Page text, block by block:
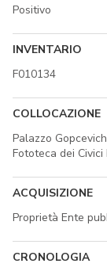
Positivo
INVENTARIO
F010134
COLLOCAZIONE
Palazzo
Fototeca dei
ACQUISIZIONE
Proprietà Ente
CRONOLOGIA